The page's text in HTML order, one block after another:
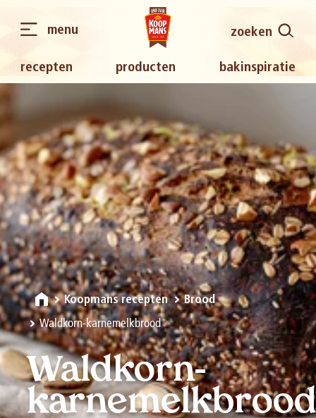
recepten producten bakinspiratie
zoeken
menu
Koopmans recepten Brood
Waldkorn-karnemelkbrood
Waldkorn-